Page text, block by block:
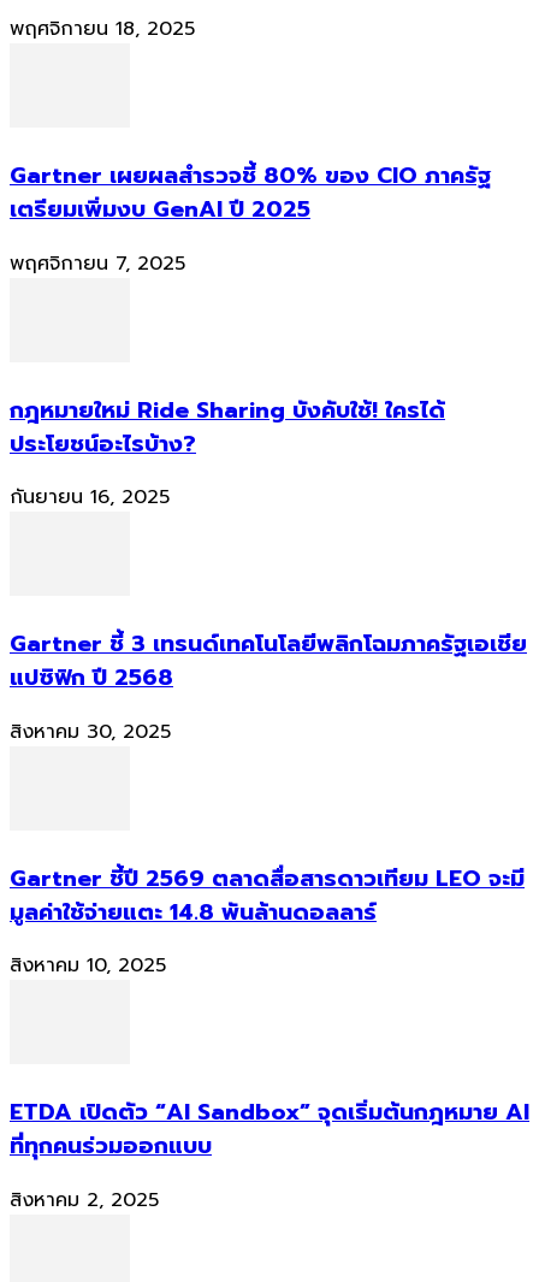
พฤศจิกายน 18, 2025
Gartner เผยผลสำรวจชี้ 80% ของ CIO ภาครัฐ
เตรียมเพิ่มงบ GenAI ปี 2025
พฤศจิกายน 7, 2025
กฎหมายใหม่ Ride Sharing บังคับใช้! ใครได้
ประโยชน์อะไรบ้าง?
กันยายน 16, 2025
Gartner ชี้ 3 เทรนด์เทคโนโลยีพลิกโฉมภาครัฐเอเชีย
แปซิฟิก ปี 2568
สิงหาคม 30, 2025
Gartner ชี้ปี 2569 ตลาดสื่อสารดาวเทียม LEO จะมี
มูลค่าใช้จ่ายแตะ 14.8 พันล้านดอลลาร์
สิงหาคม 10, 2025
ETDA เปิดตัว “AI Sandbox” จุดเริ่มต้นกฎหมาย AI
ที่ทุกคนร่วมออกแบบ
สิงหาคม 2, 2025